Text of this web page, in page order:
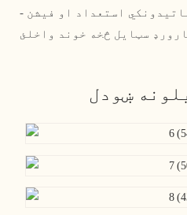
استعداد او فیشن -
ښودل